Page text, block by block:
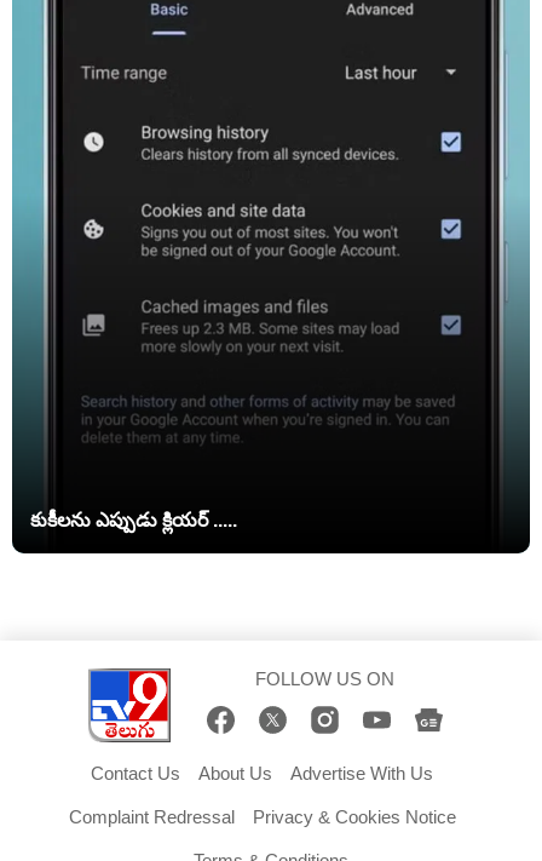
కుకీలను ఎప్పుడు క్లియర్ .....
FOLLOW US ON
Contact Us About Us Advertise With Us
Complaint Redressal Privacy & Cookies Notice